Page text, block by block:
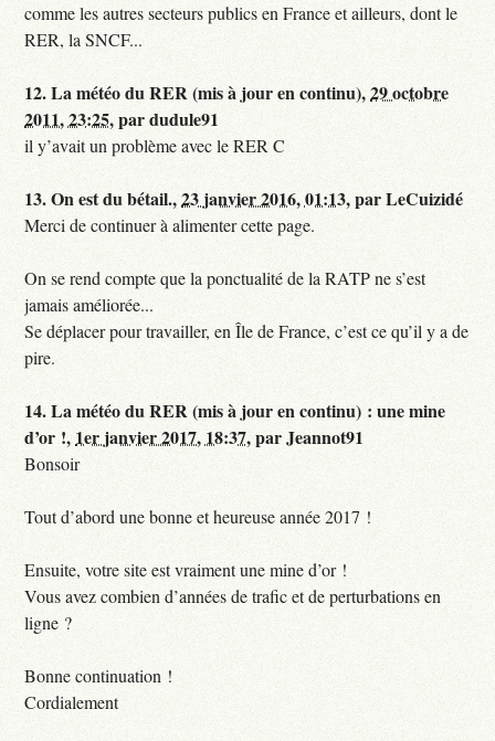
comme les autres secteurs publics en France et ailleurs, dont le
RER, la SNCF...
12.La météo du RER (mis à jour en continu),29 octobre
2011, 23:25,pardudule91
il y’avait un problème avec le RER C
13.On est du bétail.,23 janvier 2016, 01:13,parLeCuizidé
Merci de continuer à alimenter cette page.
On se rend compte que la ponctualité de la RATP ne s’est
jamais améliorée...
Se déplacer pour travailler, en Île de France, c’est ce qu’il y a de
pire.
14.La météo du RER (mis à jour en continu) : une mine
d’or !, 1er janvier 2017, 18:37,parJeannot91
Bonsoir
Tout d’abord une bonne et heureuse année 2017 !
Ensuite, votre site est vraiment une mine d’or !
Vous avez combien d’années de trafic et de perturbations en
ligne ?
Bonne continuation !
Cordialement